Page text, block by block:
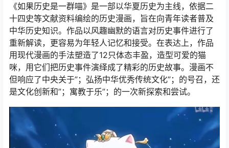
《如果历史是一群喵》是一部以华夏历史为主线，依据二
十四史等文献资料编绘的历史漫画，旨在向青年读者普及
中华历史知识。作品以风趣幽默的语言对历史事件进行了
重新解读，更容易为年轻人记忆和接受。在表达上，作品
用现代漫画的手法塑造了12只体态丰盈，造型可爱的猫
咪，用它们把历史事件演绎成了精彩的历史故事。漫画不
但响应了中央关于”；弘扬中华优秀传统文化”；的号召，还
是文化创新和”；寓教于乐”；的一次新探索和尝试。